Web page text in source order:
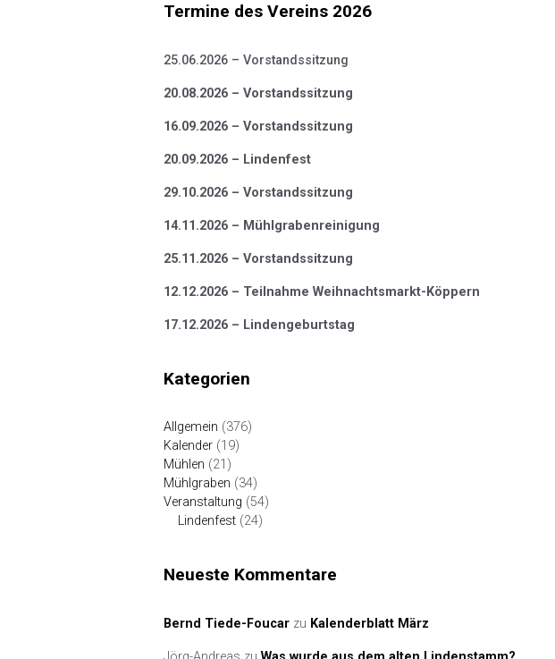
Termine des Vereins 2026
25.06.2026 – Vorstandssitzung
20.08.2026 – Vorstandssitzung
16.09.2026 – Vorstandssitzung
20.09.2026 – Lindenfest
29.10.2026 – Vorstandssitzung
14.11.2026 – Mühlgrabenreinigung
25.11.2026 – Vorstandssitzung
12.12.2026 – Teilnahme Weihnachtsmarkt-Köppern
17.12.2026 – Lindengeburtstag
Kategorien
Allgemein (376)
Kalender (19)
Mühlen (21)
Mühlgraben (34)
Veranstaltung (54)
Lindenfest (24)
Neueste Kommentare
Bernd Tiede-Foucar zu Kalenderblatt März